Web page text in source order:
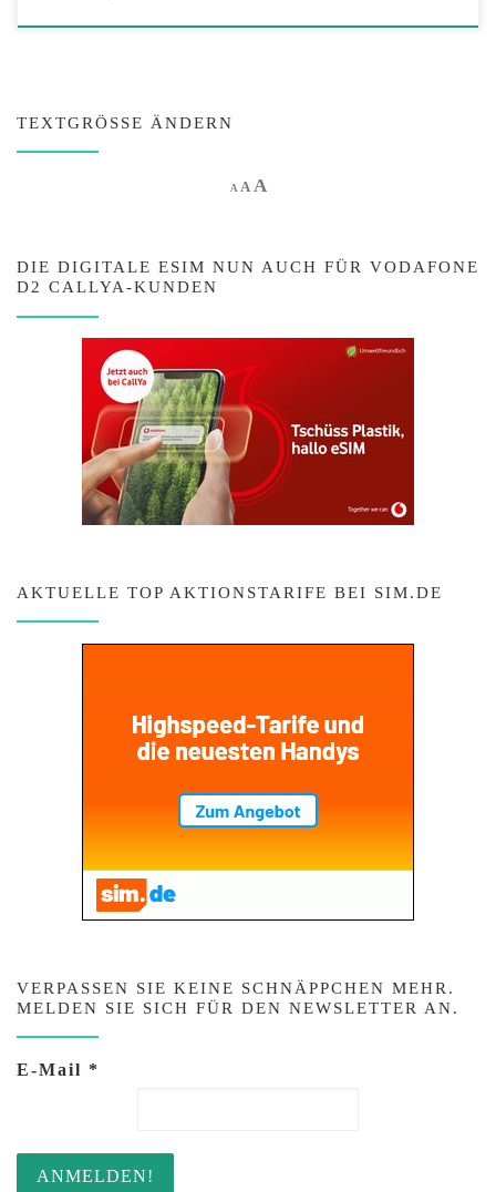
TEXTGRÖSSE ÄNDERN
A Decrease font size.
AReset font size.
AIncrease font size.
DIE DIGITALE ESIM NUN AUCH FÜR VODAFONE
D2 CALLYA-KUNDEN
AKTUELLE TOP AKTIONSTARIFE BEI SIM.DE
VERPASSEN SIE KEINE SCHNÄPPCHEN MEHR.
MELDEN SIE SICH FÜR DEN NEWSLETTER AN.
E-Mail *